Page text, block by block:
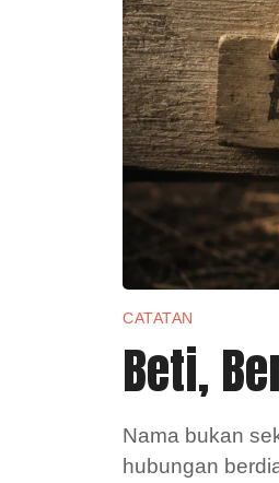
CATATAN
Beti,
Nama bukan
hubungan